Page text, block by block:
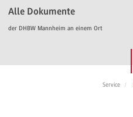
Alle Dokumente
der DHBW Mannheim an einem Ort
Service